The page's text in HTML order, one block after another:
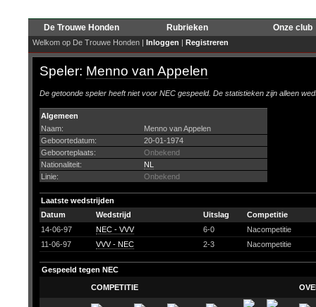
De Trouwe Honden Rubrieken Onze club
Welkom op De Trouwe Honden | Inloggen | Registreren
Speler: Menno van Appelen
De getoonde speler heeft niet voor NEC gespeeld. De statistieken zijn alleen
Algemeen
Naam:
Menno van Appelen
Geboortedatum:
20-01-1974
Geboorteplaats:
Onbekend
Nationaliteit:
NL
Linie:
Onbekend
Laatste wedstrijden
Datum
Wedstrijd Uitslag
Competitie
14-06-97
NEC - VVV 6-0
Nacompetitie
11-06-97
VVV - NEC 2-3 Nacompetitie
Gespeeld tegen NEC
COMPETITIE